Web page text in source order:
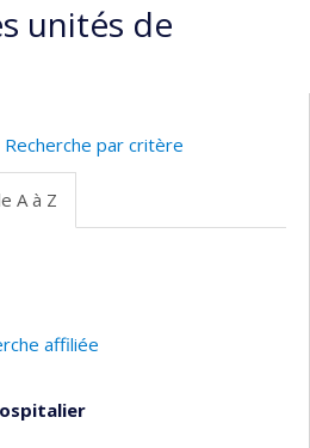
unités de
Recherche par critère
A à Z
affiliée